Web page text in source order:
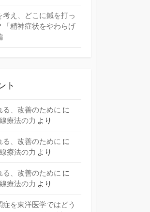
考え、どこに鍼を打っ
「精神症状をやわらげ
ト
る、改善のために に
療法の力 より
る、改善のために に
療法の力 より
る、改善のために に
療法の力 より
症を東洋医学ではどう